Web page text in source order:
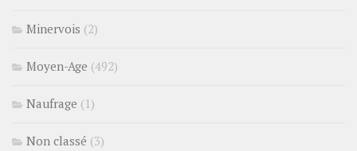
Minervois (2)
Moyen-Age (492)
Naufrage (1)
Non classé (3)